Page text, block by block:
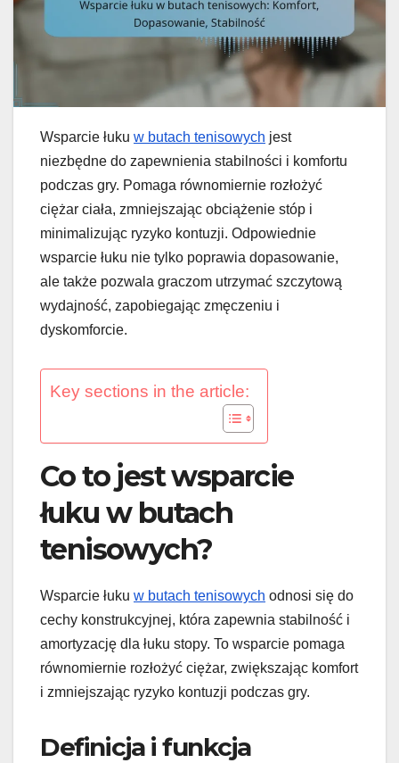
Wsparcie łuku w butach tenisowych jest
niezbędne do zapewnienia stabilności i komfortu
podczas gry. Pomaga równomiernie rozłożyć
ciężar ciała, zmniejszając obciążenie stóp i
minimalizując ryzyko kontuzji. Odpowiednie
wsparcie łuku nie tylko poprawia dopasowanie,
ale także pozwala graczom utrzymać szczytową
wydajność, zapobiegając zmęczeniu i
dyskomforcie.
Key sections in the article:
Co to jest wsparcie
łuku w butach
tenisowych?
Wsparcie łuku w butach tenisowych odnosi się do
cechy konstrukcyjnej, która zapewnia stabilność i
amortyzację dla łuku stopy. To wsparcie pomaga
równomiernie rozłożyć ciężar, zwiększając komfort
i zmniejszając ryzyko kontuzji podczas gry.
Definicja i funkcja